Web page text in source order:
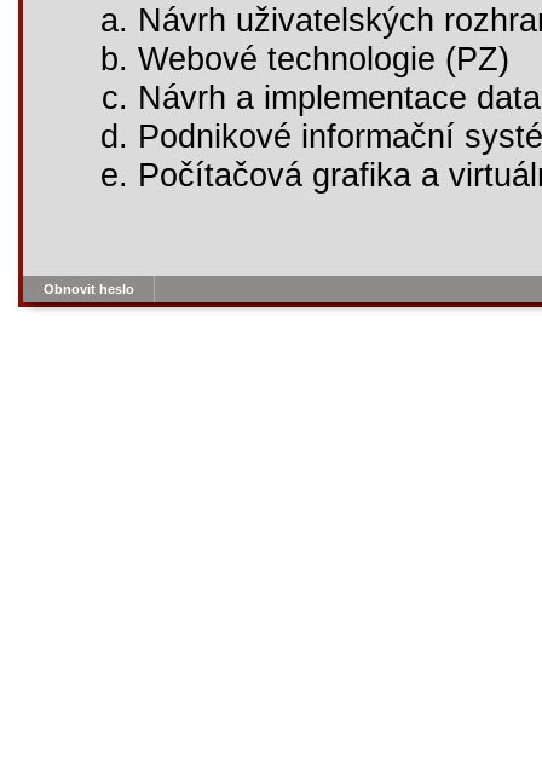
Návrh uživatelských
Webové technologie (PZ)
Návrh a implementace
Podnikové informační
Počítačová grafika a
Obnovit heslo